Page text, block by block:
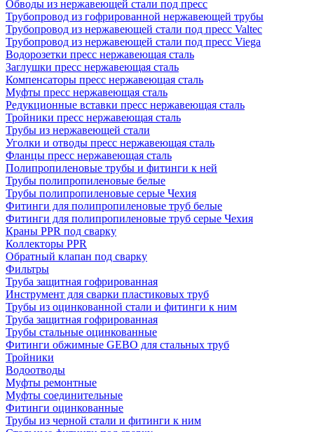
Обводы из нержавеющей стали под пресс
Трубопровод из гофрированной нержавеющей трубы
Трубопровод из нержавеющей стали под пресс Valtec
Трубопровод из нержавеющей стали под пресс Viega
Водорозетки пресс нержавеющая сталь
Заглушки пресс нержавеющая сталь
Компенсаторы пресс нержавеющая сталь
Муфты пресс нержавеющая сталь
Редукционные вставки пресс нержавеющая сталь
Тройники пресс нержавеющая сталь
Трубы из нержавеющей стали
Уголки и отводы пресс нержавеющая сталь
Фланцы пресс нержавеющая сталь
Полипропиленовые трубы и фитинги к ней
Трубы полипропиленовые белые
Трубы полипропиленовые серые Чехия
Фитинги для полипропиленовые труб белые
Фитинги для полипропиленовые труб серые Чехия
Краны PPR под сварку
Коллекторы PPR
Обратный клапан под сварку
Фильтры
Труба защитная гофрированная
Инструмент для сварки пластиковых труб
Трубы из оцинкованной стали и фитинги к ним
Труба защитная гофрированная
Трубы стальные оцинкованные
Фитинги обжимные GEBO для стальных труб
Тройники
Водоотводы
Муфты ремонтные
Муфты соединительные
Фитинги оцинкованные
Трубы из черной стали и фитинги к ним